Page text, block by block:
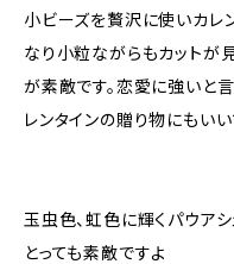
小ビーズを贅沢に使いカレ
なり小粒ながらもカットが
が素敵です。恋愛に強いと
レンタインの贈り物にもいい
玉虫色、虹色に輝くパウア
とっても素敵ですよ